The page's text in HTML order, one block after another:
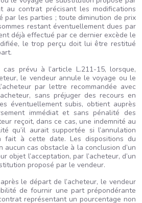
au contrat précisant les modifications
par les parties ; toute diminution de prix
restant éventuellement dues par
déjà effectué par ce dernier excède le
le trop perçu doit lui être restitué
prévu à l’article L.211-15, lorsque,
le vendeur annule le voyage ou le
par lettre recommandée avec
sans préjuger des recours en
éventuellement subis, obtient auprès
immédiat et sans pénalité des
reçoit, dans ce cas, une indemnité au
qu’il aurait supportée si l’annulation
fait à cette date. Les dispositions du
cas obstacle à la conclusion d’un
objet l’acceptation, par l’acheteur, d’un
proposé par le vendeur.
le départ de l’acheteur, le vendeur
de fournir une part prépondérante
représentant un pourcentage non